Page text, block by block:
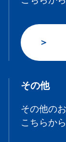
その他
その他の
こちらか